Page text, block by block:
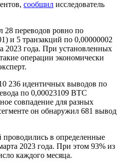
сообщил исследователь
28 переводов ровно по
и 5 транзакций по 0,00000002
2023 года. При установленных
операции экономически
236 идентичных выводов по
по 0,00023109 BTC
совпадение для разных
он обнаружил 681 вывод
в определенные
2023 года. При этом 93% из
каждого месяца.